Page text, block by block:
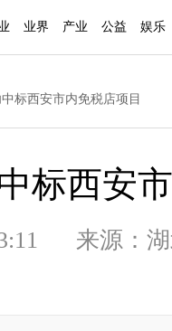
业界 产业 公益 娱乐
标西安市内免税店项目
标西安
来源